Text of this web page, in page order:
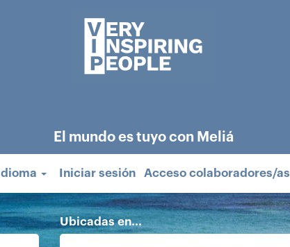
El mundo es tuyo con Meliá
Idioma Iniciar sesión Acceso colaboradores/as
Ubicadas en...